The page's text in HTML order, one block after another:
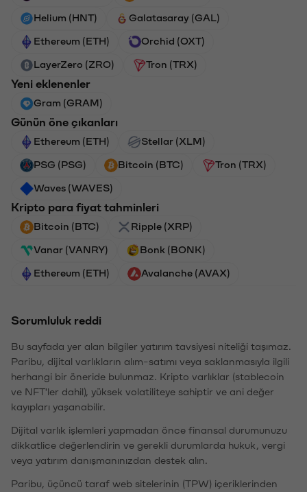
Helium (HNT) Galatasaray (GAL)
Ethereum (ETH) Orchid (OXT)
LayerZero (ZRO) Tron (TRX)
Yeni eklenenler
Gram (GRAM)
Günün öne çıkanları
Ethereum (ETH) Stellar (XLM)
PSG (PSG) Bitcoin (BTC) Tron (TRX)
Waves (WAVES)
Kripto para fiyat tahminleri
Bitcoin (BTC) Ripple (XRP)
Vanar (VANRY) Bonk (BONK)
Ethereum (ETH) Avalanche (AVAX)
Sorumluluk reddi
Bu sayfada yer alan bilgiler yatırım tavsiyesi niteliği taşımaz.
Paribu, dijital varlıkların alım-satımı veya saklanmasıyla ilgili
herhangi bir öneride bulunmaz. Kripto varlıklar (stablecoin
ve NFT'ler dahil), yüksek volatiliteye sahiptir ve ani değer
kayıpları yaşanabilir.
Dijital varlık işlemleri yapmadan önce finansal durumunuzu
dikkatlice değerlendirin ve gerekli durumlarda hukuk, vergi
veya yatırım danışmanınızdan destek alın.
Paribu, üçüncü taraf web sitelerinin (TPW) içeriklerinden